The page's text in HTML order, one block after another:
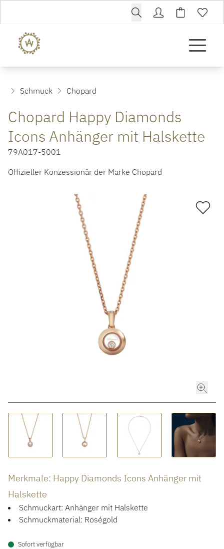
ROLEX CERTIFIED PRE-OWNED
HOCHZEIT
ACCESSOIRES
ÜBER UNS
Schmuck Chopard
Chopard Happy Diamonds
Icons Anhänger mit Halskette
79A017-5001
Offizieller Konzessionär der Marke Chopard
Merkmale: Happy Diamonds Icons Anhänger mit
Halskette
Schmuckart: Anhänger mit Halskette
Schmuckmaterial: Roségold
Sofort verfügbar